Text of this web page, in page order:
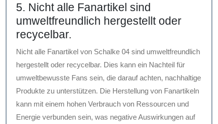
5. Nicht alle Fanartikel sind
umweltfreundlich hergestellt oder
recycelbar.
Nicht alle Fanartikel von Schalke 04 sind umweltfreundlich
hergestellt oder recycelbar. Dies kann ein Nachteil für
umweltbewusste Fans sein, die darauf achten, nachhaltige
Produkte zu unterstützen. Die Herstellung von Fanartikeln
kann mit einem hohen Verbrauch von Ressourcen und
Energie verbunden sein, was negative Auswirkungen auf